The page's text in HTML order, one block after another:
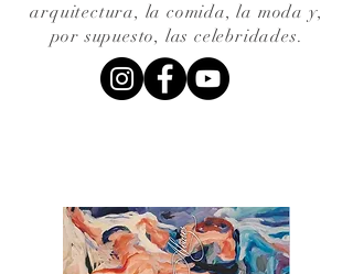
arquitectura, la comida, la moda y,
por supuesto, las celebridades.